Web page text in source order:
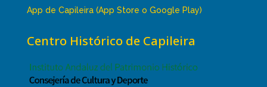
App de Capileira (App Store o Google Play)
Centro Histórico de Capileira